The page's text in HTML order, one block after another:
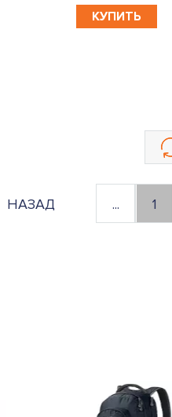
КУПИТЬ
НАЗАД ... 1